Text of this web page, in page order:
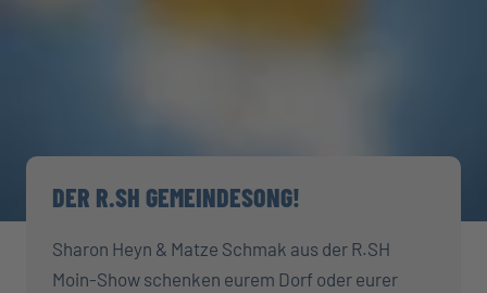
DER R.SH GEMEINDESONG!
Sharon Heyn & Matze Schmak aus der R.SH
Moin-Show schenken eurem Dorf oder eurer